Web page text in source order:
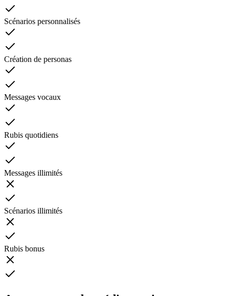
Scénarios personnalisés
Création de personas
Messages vocaux
Rubis quotidiens
Messages illimités
Scénarios illimités
Rubis bonus